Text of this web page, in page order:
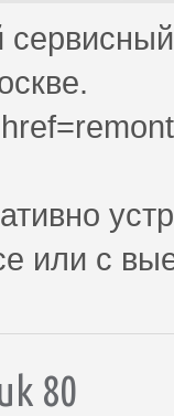
или с
80